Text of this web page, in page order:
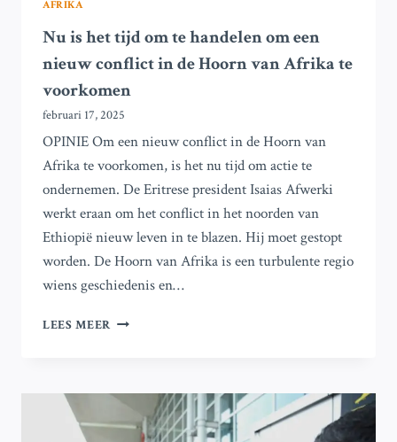
AFRIKA
Nu is het tijd om te handelen om een
nieuw conflict in de Hoorn van Afrika te
voorkomen
februari 17, 2025
OPINIE Om een nieuw conflict in de Hoorn van
Afrika te voorkomen, is het nu tijd om actie te
ondernemen. De Eritrese president Isaias Afwerki
werkt eraan om het conflict in het noorden van
Ethiopië nieuw leven in te blazen. Hij moet gestopt
worden. De Hoorn van Afrika is een turbulente regio
wiens geschiedenis en…
LEES MEER NU
OM
HANDELEN